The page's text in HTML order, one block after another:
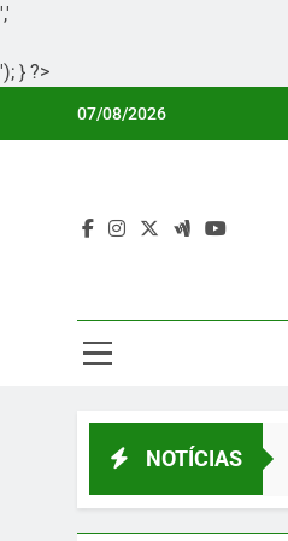
','
'); } ?>
07/08/2026
NOTÍCIAS